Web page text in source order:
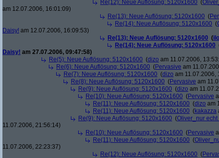
Re(12): Neue Auflösung: 5120x1600 (
am 12.07.2006, 16:01:09)
Re(13): Neue Auflösung: 5120x1600 (
Re(14): Neue Auflösung: 5120x1600 (
Daisy! am 12.07.2006, 16:09:53)
Re(13): Neue Auflösung: 5120x1600 (
Re(14): Neue Auflösung: 5120x1600
Daisy! am 27.07.2006, 09:47:58)
Re(5): Neue Auflösung: 5120x1600 (dizo am 11.07.2006,
Re(6): Neue Auflösung: 5120x1600 (Pervasive am
Re(7): Neue Auflösung: 5120x1600 (dizo am 11.07.2006,
Re(8): Neue Auflösung: 5120x1600 (Pervasive am
Re(9): Neue Auflösung: 5120x1600 (dizo am
Re(10): Neue Auflösung: 5120x1600 (Pervasive
Re(11): Neue Auflösung: 5120x1600 (dizo am
Re(11): Neue Auflösung: 5120x1600 (kakazza
Re(9): Neue Auflösung: 5120x1600 (Oliver_nur
11.07.2006, 21:56:14)
Re(10): Neue Auflösung: 5120x1600 (Pervasive
Re(11): Neue Auflösung: 5120x1600 (
11.07.2006, 22:23:37)
Re(12): Neue Auflösung: 5120x1600 (